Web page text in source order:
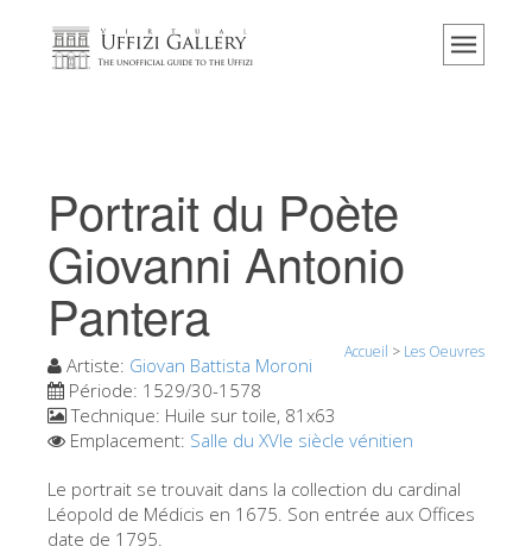
Accueil
Événements et expositions
L' avis des visiteurs
Explorer la Galerie
Réserver
Visite virtuelle
Les Salles
Portrait du Poète
Giovanni Antonio
Pantera
Accueil > Les Oeuvres
Artiste: Giovan Battista Moroni
Période: 1529/30-1578
Technique: Huile sur toile, 81x63
Emplacement: Salle du XVIe siècle vénitien
Le portrait se trouvait dans la collection du cardinal
Léopold de Médicis en 1675. Son entrée aux Offices
date de 1795.